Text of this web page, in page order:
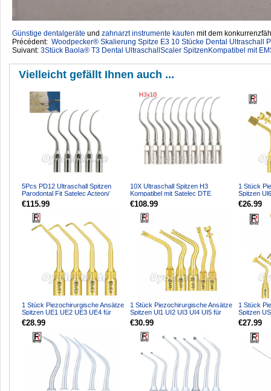
Günstige dentalgeräte ‎ und zahnarzt instrumente kaufen mit dem
Précédent: Woodpecker® Skalierung Spitze E3 10 Stücke Dental Ultraschall
Suivant: 3Stück Baola® T3 Dental UltraschallScaler SpitzenKompatibel mit
Vielleicht gefällt Ihnen auch ...
5Pcs PD12 Ultraschall Spitzen
Parodontal Fit Satelec Acteon/
woodpecker DTE Ultr...
€115.99
10X Ultraschall Spitzen H3
Kompatibel mit Satelec DTE
Ultraschall Handstück
€108.99
1 Stück
Spitzen
für
€26.99
1 Stück Piezochirurgische Ansätze
Spitzen UE1 UE2 UE3 UE4 für
Knochenschneiden S...
€28.99
1 Stück Piezochirurgische Ansätze
Spitzen Ul1 UI2 UI3 UI4 UI5 für
Knochenschneid...
€30.99
1 Stück
Spitzen
US3 US4
€27.99